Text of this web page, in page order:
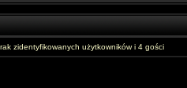
zidentyfikowanych użytkowników i 4 gości